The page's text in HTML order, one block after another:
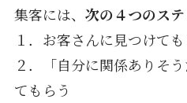
集客には、 次の４つのス
１．お客さんに見つけても
２．「自分に関係ありそ
てもらう